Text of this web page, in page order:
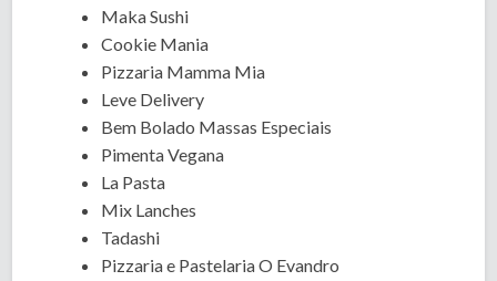
Maka Sushi
Cookie Mania
Pizzaria Mamma Mia
Leve Delivery
Bem Bolado Massas Especiais
Pimenta Vegana
La Pasta
Mix Lanches
Tadashi
Pizzaria e Pastelaria O Evandro